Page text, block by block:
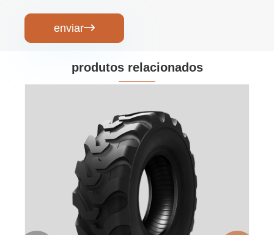
enviar
produtos relacionados